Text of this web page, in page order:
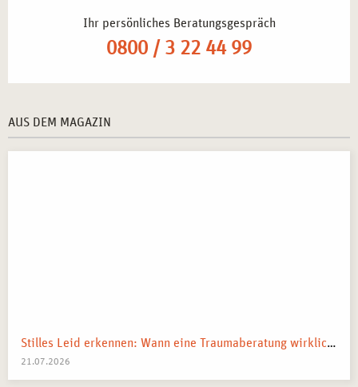
Ihr persönliches Beratungsgespräch
0800 / 3 22 44 99
AUS DEM MAGAZIN
Stilles Leid erkennen: Wann eine Traumaberatung wirklich der richtige Schritt ist
21.07.2026